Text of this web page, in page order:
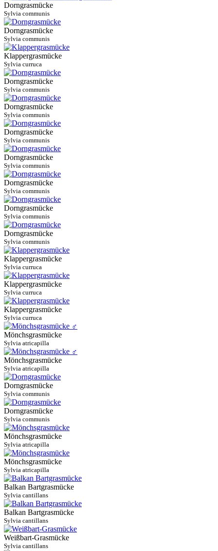
Dorngrasmücke
Sylvia communis
Dorngrasmücke
Sylvia communis
Klappergrasmücke
Sylvia curruca
Dorngrasmücke
Sylvia communis
Dorngrasmücke
Sylvia communis
Dorngrasmücke
Sylvia communis
Dorngrasmücke
Sylvia communis
Dorngrasmücke
Sylvia communis
Dorngrasmücke
Sylvia communis
Dorngrasmücke
Sylvia communis
Klappergrasmücke
Sylvia curruca
Klappergrasmücke
Sylvia curruca
Klappergrasmücke
Sylvia curruca
Mönchsgrasmücke
Sylvia atricapilla
Mönchsgrasmücke
Sylvia atricapilla
Dorngrasmücke
Sylvia communis
Dorngrasmücke
Sylvia communis
Mönchsgrasmücke
Sylvia atricapilla
Mönchsgrasmücke
Sylvia atricapilla
Balkan Bartgrasmücke
Sylvia cantillans
Balkan Bartgrasmücke
Sylvia cantillans
Weißbart-Grasmücke
Sylvia cantillans